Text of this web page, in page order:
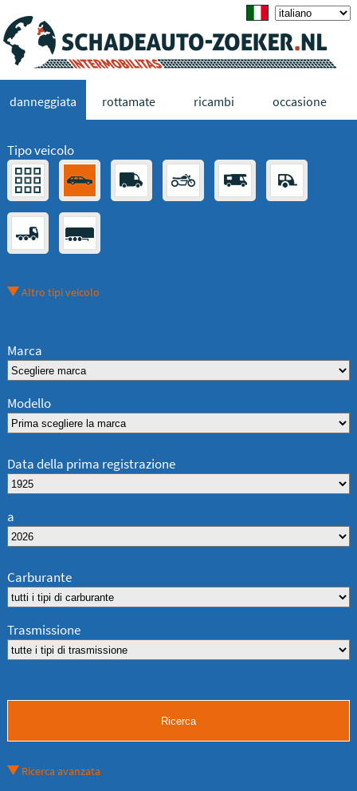
danneggiata rottamate ricambi occasione
Tipo veicolo
Altro tipi veicolo
Marca
Modello
Data della prima registrazione
a
Carburante
Trasmissione
Ricerca avanzata